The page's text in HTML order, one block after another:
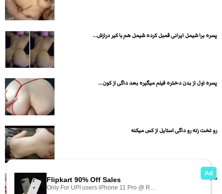
پسره برا شیمل ایرانی قمبل کرده شیمل هم با کیر درازش...
پسره اول از بدن دختره فیلم میگیره بعد داگی از کون...
رو تخت زنه رو داگی استایل از کس میکنه
شلوار دختره رو میکشه پایین و لنگ در هوا و داگ...